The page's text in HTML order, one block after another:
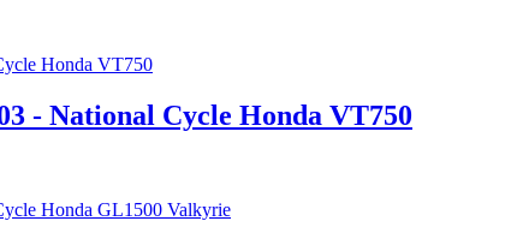
- National Cycle Honda VT750